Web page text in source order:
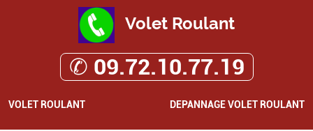
Volet Roulant
✆ 09.72.10.77.19
VOLET ROULANT DEPANNAGE VOLET ROULANT